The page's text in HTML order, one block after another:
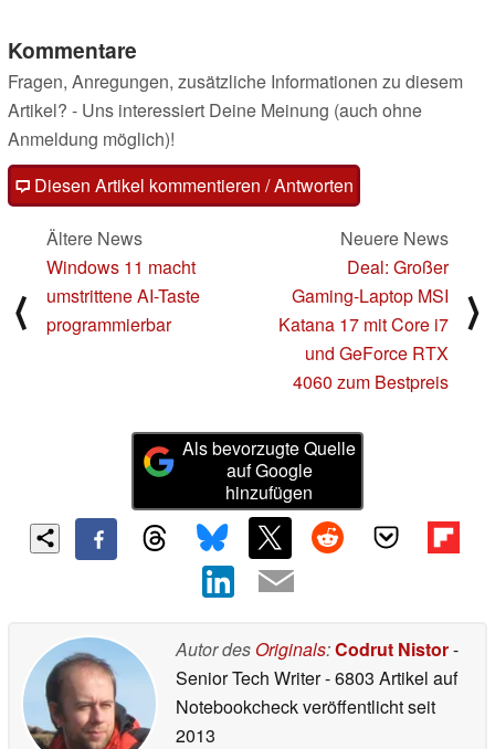
Kommentare
Fragen, Anregungen, zusätzliche Informationen zu diesem
Artikel? - Uns interessiert Deine Meinung (auch ohne
Anmeldung möglich)!
Diesen Artikel kommentieren / Antworten
⟨
Ältere News
Windows 11 macht
umstrittene AI-Taste
programmierbar
Neuere News
Deal: Großer
Gaming-Laptop MSI
Katana 17 mit Core i7
und GeForce RTX
4060 zum Bestpreis
⟩
Als bevorzugte Quelle
auf Google
hinzufügen
Autor des Originals:Codrut Nistor-
Senior Tech Writer- 6803 Artikel auf
Notebookcheck veröffentlichtseit
2013